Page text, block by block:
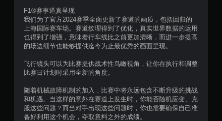
F1®赛事逼真呈现
我们为了官方2024赛季全面更新了赛道的画质，包括回归的
上海国际赛车场。赛道纹理得到了优化，真实世界数据的运用
也得到了增强，意味着行车线比之前更加清晰，而进一步提高
的场边细节也能够提供迄今为止最优秀的画面呈现。
飞行镜头可以为比赛提供战术性鸟瞰视角，让你在执行和调整
比赛日计划时采用全新的角度。
随着机械故障机制的加入，比赛中将永远包含不断升级的挑战
和机遇。当这样的意外在赛道上发生时，你能否随机应变、克
服这些问题？而当对手出现这些问题时，你也需要确保自己准
备好利用这个机会，夺取意料之外的成绩。